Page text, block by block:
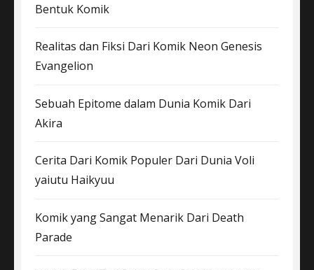
Bentuk Komik
Realitas dan Fiksi Dari Komik Neon Genesis
Evangelion
Sebuah Epitome dalam Dunia Komik Dari
Akira
Cerita Dari Komik Populer Dari Dunia Voli
yaiutu Haikyuu
Komik yang Sangat Menarik Dari Death
Parade